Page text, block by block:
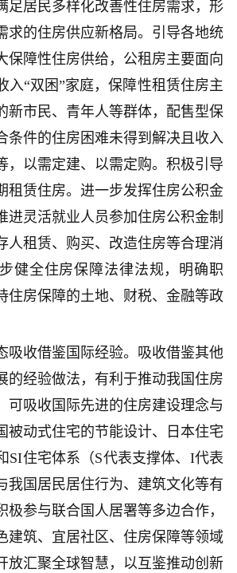
足居民多样化改善性住房需求，形
求的住房供应新格局。引导各地统
保障性住房供给，公租房主要面向
入“双困”家庭，保障性租赁住房主
新市民、青年人等群体，配售型保
条件的住房困难未得到解决且收入
，以需定建、以需定购。积极引导
租赁住房。进一步发挥住房公积金
进灵活就业人员参加住房公积金制
人租赁、购买、改造住房等合理消
健全住房保障法律法规，明确职
住房保障的土地、财税、金融等政
收借鉴国际经验。吸收借鉴其他
的经验做法，有利于推动我国住房
可吸收国际先进的住房建设理念与
被动式住宅的节能设计、日本住宅
SI住宅体系（S代表支撑体、I代表
我国居民居住行为、建筑文化等有
极参与联合国人居署等多边合作，
建筑、宜居社区、住房保障等领域
放汇聚全球智慧，以互鉴推动创新